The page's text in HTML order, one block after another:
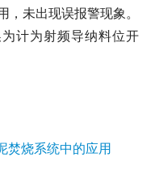
未出现误报警现象。
计为射频导纳料位开
焚烧系统中的应用